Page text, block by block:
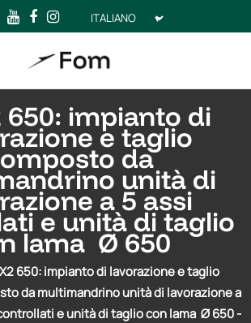
Scegli
una
lingua
650: impianto di
e taglio
da
unità di
a 5 assi
e unità di taglio
lama Ø 650
650: impianto di lavorazione e taglio
da multimandrino unità di lavorazione a
e unità di taglio con lama Ø 650 -